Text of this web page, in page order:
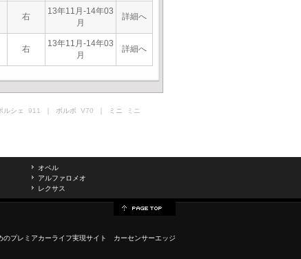
右
13年11月-14年03
月
詳細へ
右
13年11月-14年03
月
詳細へ
ルシェ 911 ｜ ボルボ V70 ｜ ミニ ミニ
オペル
アルファロメオ
レクサス
のプレミアカーライフ実現サイト カーセンサーエッジ